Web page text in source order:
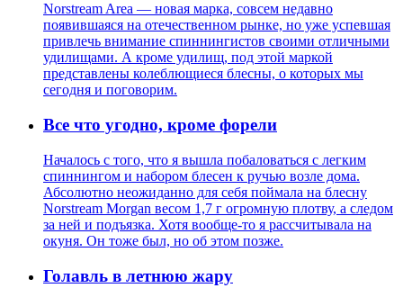
Norstream Area — новая марка, совсем недавно
появившаяся на отечественном рынке, но уже успевшая
привлечь внимание спиннингистов своими отличными
удилищами. А кроме удилищ, под этой маркой
представлены колеблющиеся блесны, о которых мы
сегодня и поговорим.
Все что угодно, кроме форели
Началось с того, что я вышла побаловаться с легким
спиннингом и набором блесен к ручью возле дома.
Абсолютно неожиданно для себя поймала на блесну
Norstream Morgan весом 1,7 г огромную плотву, а следом
за ней и подъязка. Хотя вообще-то я рассчитывала на
окуня. Он тоже был, но об этом позже.
Голавль в летнюю жару